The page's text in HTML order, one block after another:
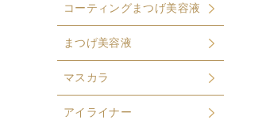
コーティングまつげ美容液
まつげ美容液
マスカラ
アイライナー